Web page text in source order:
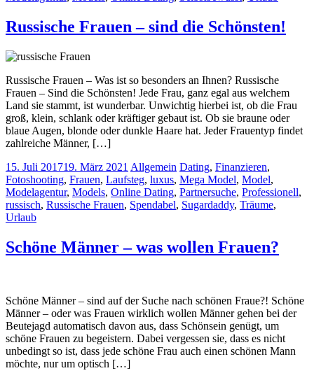
Russische Frauen – sind die Schönsten!
Russische Frauen – Was ist so besonders an Ihnen? Russische
Frauen – Sind die Schönsten! Jede Frau, ganz egal aus welchem
Land sie stammt, ist wunderbar. Unwichtig hierbei ist, ob die Frau
groß, klein, schlank oder kräftiger gebaut ist. Ob sie braune oder
blaue Augen, blonde oder dunkle Haare hat. Jeder Frauentyp findet
zahlreiche Männer, […]
15. Juli 201719. März 2021 Allgemein Dating, Finanzieren,
Fotoshooting, Frauen, Laufsteg, luxus, Mega Model, Model,
Modelagentur, Models, Online Dating, Partnersuche, Professionell,
russisch, Russische Frauen, Spendabel, Sugardaddy, Träume,
Urlaub
Schöne Männer – was wollen Frauen?
Schöne Männer – sind auf der Suche nach schönen Fraue?! Schöne
Männer – oder was Frauen wirklich wollen Männer gehen bei der
Beutejagd automatisch davon aus, dass Schönsein genügt, um
schöne Frauen zu begeistern. Dabei vergessen sie, dass es nicht
unbedingt so ist, dass jede schöne Frau auch einen schönen Mann
möchte, nur um optisch […]